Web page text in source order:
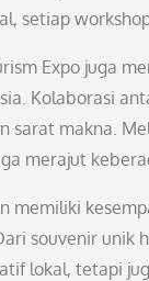
setiap
Expo juga
Kolaborasi
sarat makna.
merajut
memiliki
souvenir
lokal, tetapi